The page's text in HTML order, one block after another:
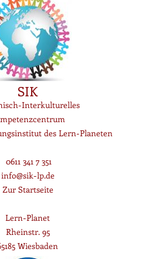
SIK
Interkulturelles
des Lern-Planeten
0611 341 7 351
info@sik-lp.de
Zur Startseite
Lern-Planet
Rheinstr. 95
Wiesbaden